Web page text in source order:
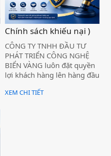
Chính sách khiếu nại )
CÔNG TY TNHH ĐẦU TƯ
PHÁT TRIỂN CÔNG NGHỆ
BIỂN VÀNG luôn đặt quyền
lợi khách hàng lên hàng đầu
dịch vụ chất lượng, minh
XEM CHI TIẾT